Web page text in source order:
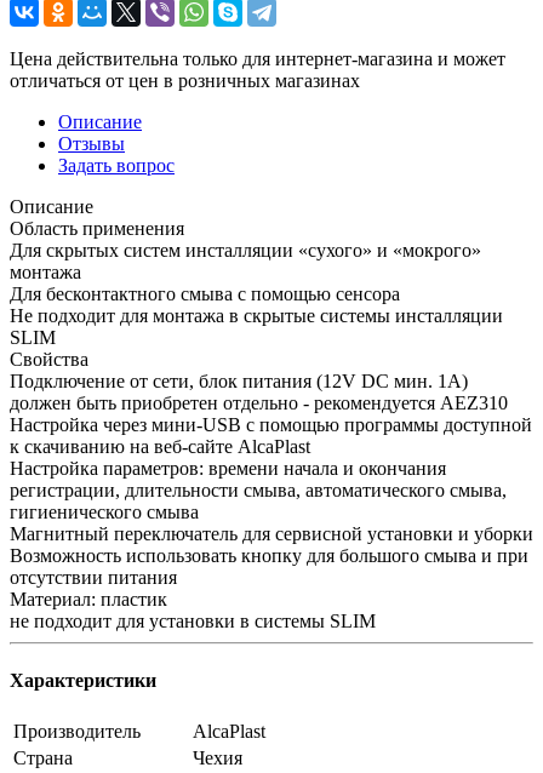
Цена действительна только для интернет-магазина и может
отличаться от цен в розничных магазинах
Описание
Отзывы
Задать вопрос
Описание
Область применения
Для скрытых систем инсталляции «сухого» и «мокрого»
монтажа
Для бесконтактного смыва с помощью сенсора
Не подходит для монтажа в скрытые системы инсталляции
SLIM
Свойства
Подключение от сети, блок питания (12V DC мин. 1А)
должен быть приобретен отдельно - рекомендуется AEZ310
Настройка через мини-USB с помощью программы доступной
к скачиванию на веб-сайте AlcaPlast
Настройка параметров: времени начала и окончания
регистрации, длительности смыва, автоматического смыва,
гигиенического смыва
Магнитный переключатель для сервисной установки и уборки
Возможность использовать кнопку для большого смыва и при
отсутствии питания
Материал: пластик
не подходит для установки в системы SLIM
Характеристики
Производитель
AlcaPlast
Страна
Чехия